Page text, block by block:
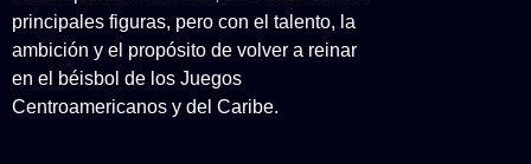
principales figuras, pero con el talento, la
ambición y el propósito de volver a reinar
en el béisbol de los Juegos
Centroamericanos y del Caribe.